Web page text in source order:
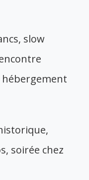
slow
soirée chez